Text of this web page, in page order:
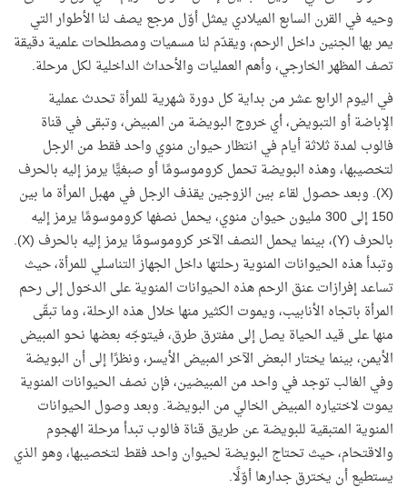
وحيه في القرن السابع الميلادي يمثل أوّل مرجع يصف لنا الأطوار التي
يمر بها الجنين داخل الرحم، ويقدّم لنا مسميات ومصطلحات علمية دقيقة
تصف المظهر الخارجي، وأهم العمليات والأحداث الداخلية لكل مرحلة.
في اليوم الرابع عشر من بداية كل دورة شهرية للمرأة تحدث عملية
الإباضة أو التبويض، أي خروج البويضة من المبيض، وتبقى في قناة
فالوب لمدة ثلاثة أيام في انتظار حيوان منوي واحد فقط من الرجل
لتخصيبها، وهذه البويضة تحمل كروموسومًا أو صبغيًّا يرمز إليه بالحرف
(
X). وبعد حصول لقاء بين الزوجين يقذف الرجل في مهبل المرأة ما بين
150 إلى 300 مليون حيوان منوي، يحمل نصفها كروموسومًا يرمز إليه
بالحرف (Y)، بينما يحمل النصف الآخر كروموسومًا يرمز إليه بالحرف (X
).
وتبدأ هذه الحيوانات المنوية رحلتها داخل الجهاز التناسلي للمرأة، حيث
تساعد إفرازات عنق الرحم هذه الحيوانات المنوية على الدخول إلى رحم
المرأة باتجاه الأنابيب، ويموت الكثير منها خلال هذه الرحلة، وما تبقّى
منها على قيد الحياة يصل إلى مفترق طرق، فيتوجّه بعضها نحو المبيض
الأيمن، بينما يختار البعض الآخر المبيض الأيسر، ونظرًا إلى أن البويضة
وفي الغالب توجد في واحد من المبيضين، فإن نصف الحيوانات المنوية
يموت لاختياره المبيض الخالي من البويضة. وبعد وصول الحيوانات
المنوية المتبقية للبويضة عن طريق قناة فالوب تبدأ مرحلة الهجوم
والاقتحام، حيث تحتاج البويضة لحيوان واحد فقط لتخصيبها، وهو الذي
يستطيع أن يخترق جدارها أوّلًا.